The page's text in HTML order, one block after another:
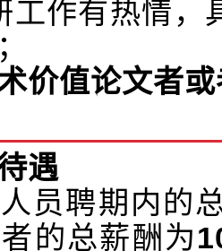
工作有热情
价值论文者
遇
员聘期内的
的总薪酬为